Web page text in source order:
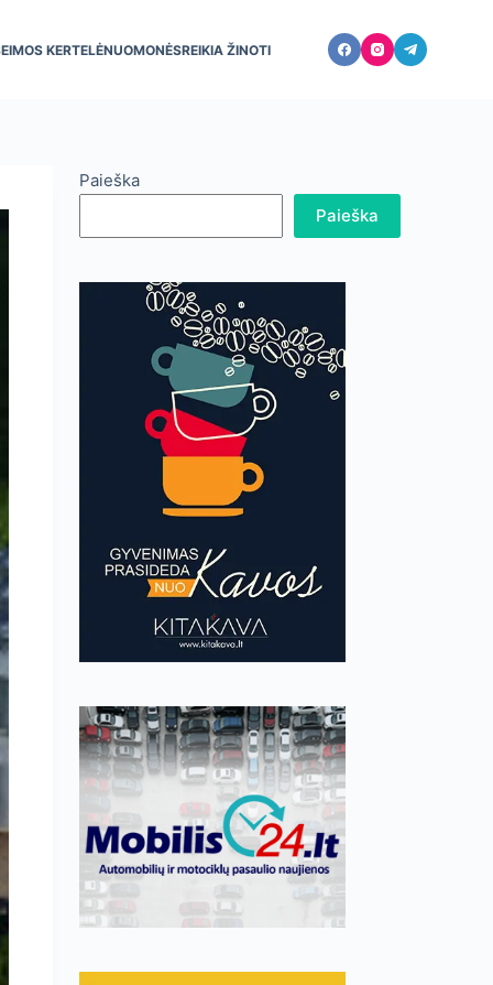
KERTELĖNUOMONĖSREIKIA ŽINOTI
Paieška
Paieška